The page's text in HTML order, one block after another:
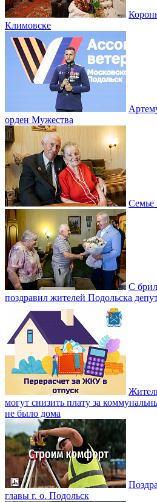
Климовске
орден Мужества
Семье
С
поздравил жителей Подольска
могут снизить плату за
не было дома
главы г. о. Подольск